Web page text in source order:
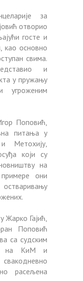
за
отворио
госте и
као основно
свима.
и
у пружању
угроженим
Поповић,
питања у
Метохију,
који су
на
они
Жарко Гајић,
Поповић
са судским
на КиМ и
расељена